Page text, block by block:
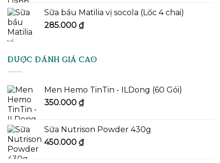
Sữa bầu Matilia vị socola (Lốc 4 chai)
285.000 ₫
ĐƯỢC ĐÁNH GIÁ CAO
Men Hemo TinTin - ILDong (60 Gói)
350.000 ₫
Sữa Nutrison Powder 430g
450.000 ₫